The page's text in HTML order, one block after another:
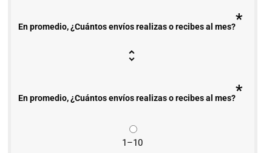
En promedio, ¿Cuántos envíos realizas o recibes al mes?*
En promedio, ¿Cuántos envíos realizas o recibes al mes?*
1–10